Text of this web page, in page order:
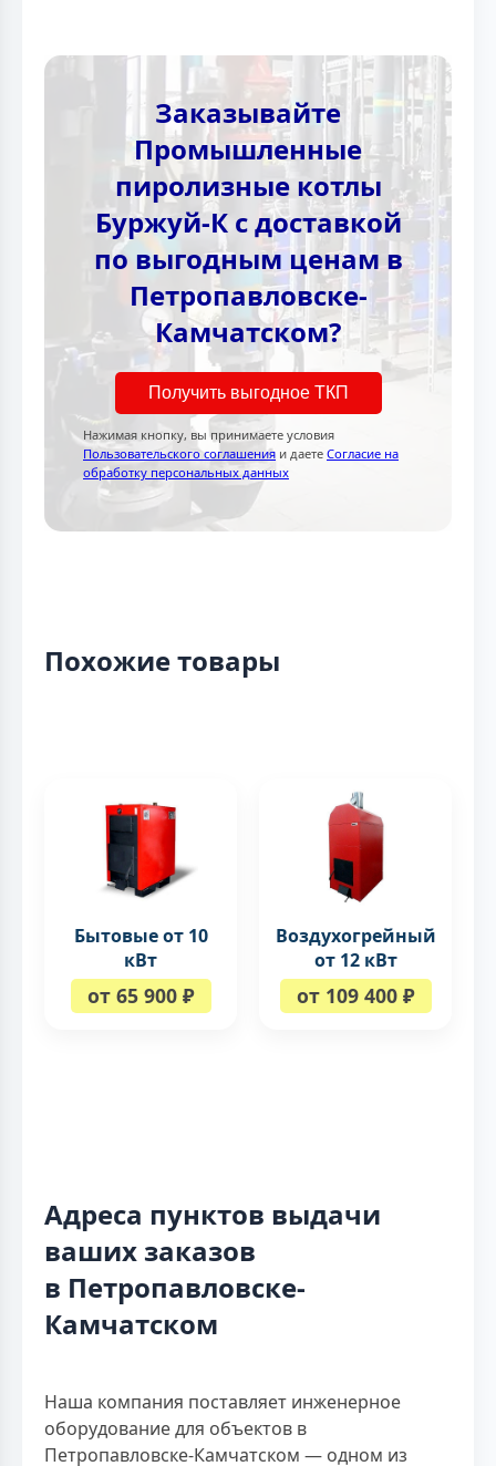
Заказывайте
Промышленные
пиролизные котлы
Буржуй-К с доставкой
по выгодным ценам в
Петропавловске-
Камчатском?
Получить выгодное ТКП
Нажимая кнопку, вы принимаете условия
Пользовательского соглашения и даете Согласие на
обработку персональных данных
Похожие товары
Бытовые от 10
кВт
от 65 900 ₽
Воздухогрейный
от 12 кВт
от 109 400 ₽
Адреса пунктов выдачи
ваших заказов
в Петропавловске-
Камчатском
Наша компания поставляет инженерное
оборудование для объектов в
Петропавловске-Камчатском — одном из